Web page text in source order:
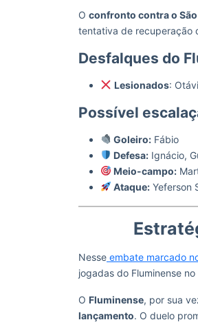
O confronto contra o São
tentativa de recuperação
Desfalques do
Lesionados:
Possível
Goleiro:Fábio
Defesa:Ignácio,
Meio-campo:
Ataque:Yeferson
Nesse embate marcado
jogadas do Fluminense
O Fluminense, por sua
lançamento. O duelo